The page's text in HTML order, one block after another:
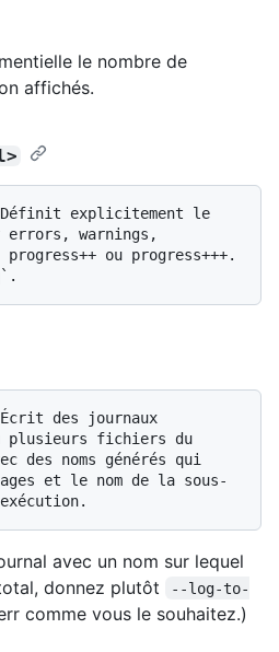
le nombre de
affichés.
warnings,
ou progress+++.
plusieurs fichiers du
des noms générés qui
et le nom de la sous-
avec un nom sur lequel
donnez plutôt
--log-to-
comme vous le souhaitez.)